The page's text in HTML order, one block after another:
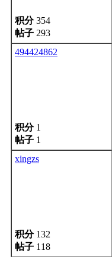
积分354
帖子 293
494424862
积分1
帖子 1
xingzs
积分132
帖子 118